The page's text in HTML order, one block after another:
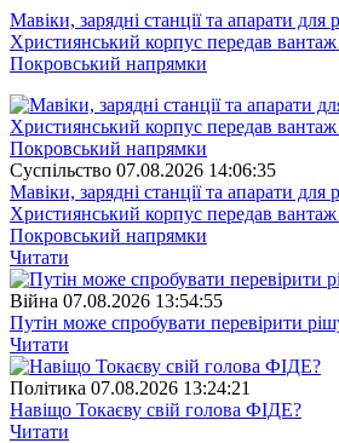
Мавіки, зарядні станції та апарати для
Християнський корпус передав вантаж
Покровський напрямки
Суспiльство 07.08.2026 14:06:35
Мавіки, зарядні станції та апарати для
Християнський корпус передав вантаж
Покровський напрямки
Читати
Війна 07.08.2026 13:54:55
Путін може спробувати перевірити
Читати
Полiтика 07.08.2026 13:24:21
Навіщо Токаєву свій голова ФІДЕ?
Читати